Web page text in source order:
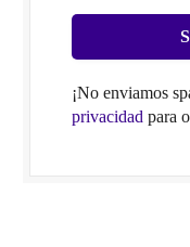
¡No enviamos
privacidad para